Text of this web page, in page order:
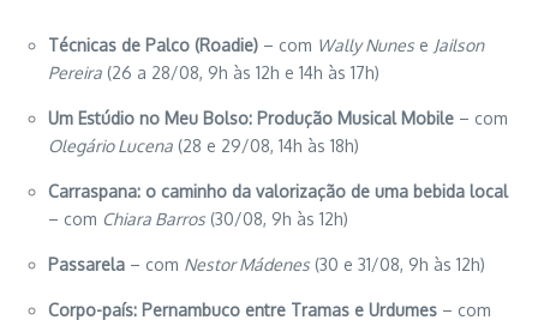
Técnicas de Palco (Roadie) – com Wally Nunes e Jailson
Pereira (26 a 28/08, 9h às 12h e 14h às 17h)
Um Estúdio no Meu Bolso: Produção Musical Mobile – com
Olegário Lucena (28 e 29/08, 14h às 18h)
Carraspana: o caminho da valorização de uma bebida local
– com Chiara Barros (30/08, 9h às 12h)
Passarela – com Nestor Mádenes (30 e 31/08, 9h às 12h)
Corpo-país: Pernambuco entre Tramas e Urdumes – com